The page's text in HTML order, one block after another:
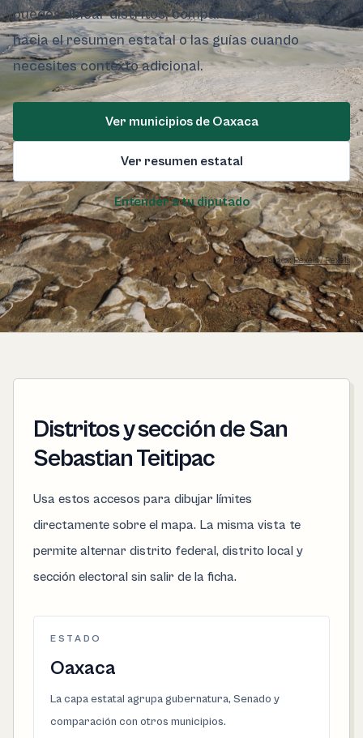
puedes ubicar distritos, comparar perfiles y saltar
hacia el resumen estatal o las guías cuando
necesites contexto adicional.
Ver municipios de Oaxaca
Ver resumen estatal
Entender a tu diputado
Foto de Oaxaca:Pexels / Pexels
Distritos y sección de San
Sebastian Teitipac
Usa estos accesos para dibujar límites
directamente sobre el mapa. La misma vista te
permite alternar distrito federal, distrito local y
sección electoral sin salir de la ficha.
ESTADO
Oaxaca
La capa estatal agrupa gubernatura, Senado y
comparación con otros municipios.